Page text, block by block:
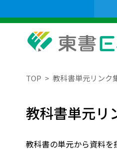
TOP 教科書単元リンク
教科書単元リ
教科書の単元から資料を